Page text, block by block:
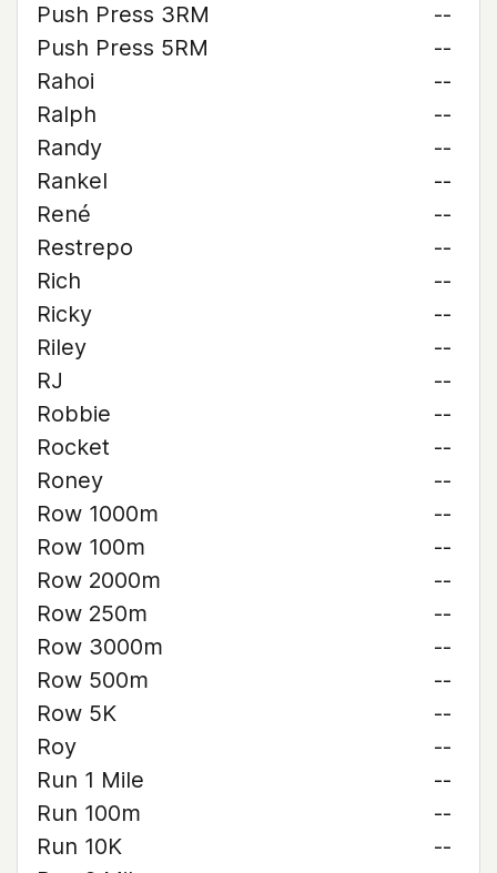
Push Press 3RM
--
Push Press 5RM
--
Rahoi
--
Ralph
--
Randy
--
Rankel
--
René
--
Restrepo
--
Rich
--
Ricky
--
Riley
--
RJ
--
Robbie
--
Rocket
--
Roney
--
Row 1000m
--
Row 100m
--
Row 2000m
--
Row 250m
--
Row 3000m
--
Row 500m
--
Row 5K
--
Roy
--
Run 1 Mile
--
Run 100m
--
Run 10K
--